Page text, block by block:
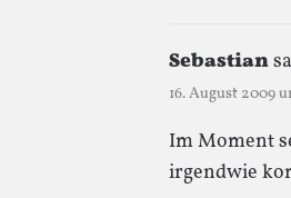
Sebastian
16. August 2009
Im Moment
irgendwie